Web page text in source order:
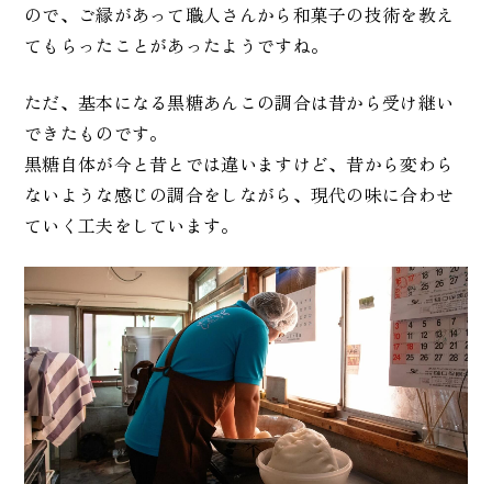
ので、ご縁があって職人さんから和菓子の技術を教え
てもらったことがあったようですね。
ただ、基本になる黒糖あんこの調合は昔から受け継い
できたものです。
黒糖自体が今と昔とでは違いますけど、昔から変わら
ないような感じの調合をしながら、現代の味に合わせ
ていく工夫をしています。